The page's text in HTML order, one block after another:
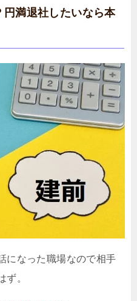
満退社したいなら本
になった職場なので相手
ず。